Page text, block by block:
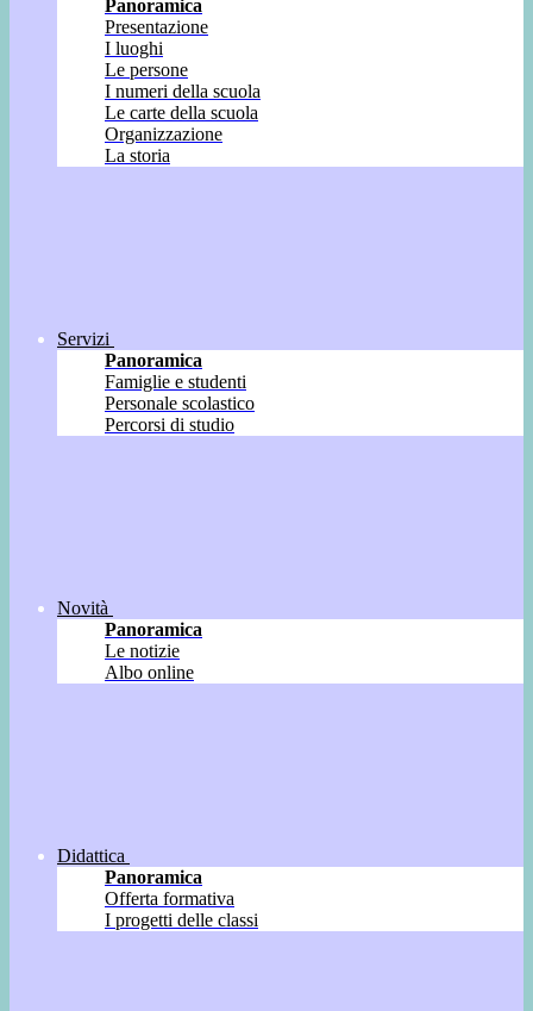
Panoramica
Presentazione
I luoghi
Le persone
I numeri della scuola
Le carte della scuola
Organizzazione
La storia
Servizi
Panoramica
Famiglie e studenti
Personale scolastico
Percorsi di studio
Novità
Panoramica
Le notizie
Albo online
Didattica
Panoramica
Offerta formativa
I progetti delle classi